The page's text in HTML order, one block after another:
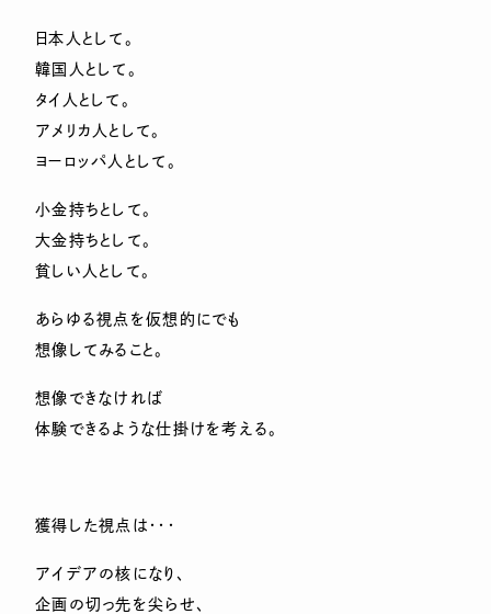
日本人として。
韓国人として。
タイ人として。
アメリカ人として。
ヨーロッパ人として。
小金持ちとして。
大金持ちとして。
貧しい人として。
あらゆる視点を仮想的にでも
想像してみること。
想像できなければ
体験できるような仕掛けを考える。
獲得した視点は・・・
アイデアの核になり、
企画の切っ先を尖らせ、